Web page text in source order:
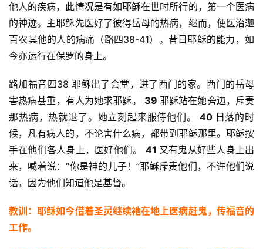
他人的疾病，此情况是有如耶稣在世时所行的，第一个医病
的神迹。主耶稣先医好了彼得岳母的热病，继而，便医治迦
百农其他的人的病痛（路四38-41）。昔日耶稣的能力，如
今亦运行在保罗的身上。
路加福音四38 耶稣出了会堂，进了西门的家。西门的岳母
害热病甚重，有人为她求耶稣。 39 耶稣站在她旁边，斥责
那热病，热就退了。她立刻起来服侍他们。
40 日落的时
候，凡有病人的，不论害什么病，都带到耶稣那里。耶稣按
手在他们各人身上，医好他们。 41 又有鬼从好些人身上出
来，喊着说：“你是神的儿子！”耶稣斥责他们，不许他们说
话，因为他们知道他是基督。
教训：耶稣如今借着圣灵继续祂在地上医病赶鬼，传福音的
工作。